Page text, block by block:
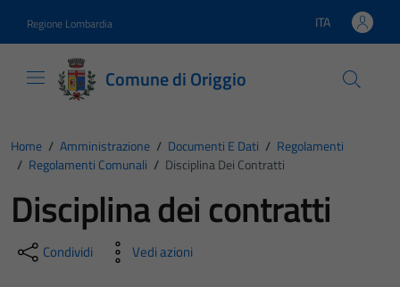
Regione Lombardia Lingua attiva:
ITA
Comune di Origgio
Home / Amministrazione / Documenti E Dati / Regolamenti
/ Regolamenti Comunali / Disciplina Dei Contratti
Disciplina dei contratti
Condividi Vedi azioni